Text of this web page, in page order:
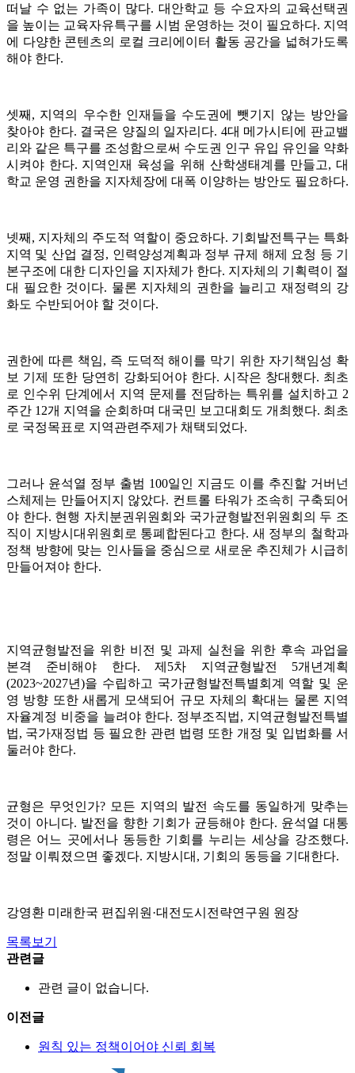
떠날 수 없는 가족이 많다. 대안학교 등 수요자의 교육선택권
을 높이는 교육자유특구를 시범 운영하는 것이 필요하다. 지역
에 다양한 콘텐츠의 로컬 크리에이터 활동 공간을 넓혀가도록
해야 한다.
셋째, 지역의 우수한 인재들을 수도권에 뺏기지 않는 방안을
찾아야 한다. 결국은 양질의 일자리다. 4대 메가시티에 판교밸
리와 같은 특구를 조성함으로써 수도권 인구 유입 유인을 약화
시켜야 한다. 지역인재 육성을 위해 산학생태계를 만들고, 대
학교 운영 권한을 지자체장에 대폭 이양하는 방안도 필요하다.
넷째, 지자체의 주도적 역할이 중요하다. 기회발전특구는 특화
지역 및 산업 결정, 인력양성계획과 정부 규제 해제 요청 등 기
본구조에 대한 디자인을 지자체가 한다. 지자체의 기획력이 절
대 필요한 것이다. 물론 지자체의 권한을 늘리고 재정력의 강
화도 수반되어야 할 것이다.
권한에 따른 책임, 즉 도덕적 해이를 막기 위한 자기책임성 확
보 기제 또한 당연히 강화되어야 한다. 시작은 창대했다. 최초
로 인수위 단계에서 지역 문제를 전담하는 특위를 설치하고 2
주간 12개 지역을 순회하며 대국민 보고대회도 개최했다. 최초
로 국정목표로 지역관련주제가 채택되었다.
그러나 윤석열 정부 출범 100일인 지금도 이를 추진할 거버넌
스체제는 만들어지지 않았다. 컨트롤 타워가 조속히 구축되어
야 한다. 현행 자치분권위원회와 국가균형발전위원회의 두 조
직이 지방시대위원회로 통폐합된다고 한다. 새 정부의 철학과
정책 방향에 맞는 인사들을 중심으로 새로운 추진체가 시급히
만들어져야 한다.
지역균형발전을 위한 비전 및 과제 실천을 위한 후속 과업을
본격 준비해야 한다. 제5차 지역균형발전 5개년계획
(2023~2027년)을 수립하고 국가균형발전특별회계 역할 및 운
영 방향 또한 새롭게 모색되어 규모 자체의 확대는 물론 지역
자율계정 비중을 늘려야 한다. 정부조직법, 지역균형발전특별
법, 국가재정법 등 필요한 관련 법령 또한 개정 및 입법화를 서
둘러야 한다.
균형은 무엇인가? 모든 지역의 발전 속도를 동일하게 맞추는
것이 아니다. 발전을 향한 기회가 균등해야 한다. 윤석열 대통
령은 어느 곳에서나 동등한 기회를 누리는 세상을 강조했다.
정말 이뤄졌으면 좋겠다. 지방시대, 기회의 동등을 기대한다.
강영환 미래한국 편집위원·대전도시전략연구원 원장
목록보기
관련글
관련 글이 없습니다.
이전글
원칙 있는 정책이어야 신뢰 회복